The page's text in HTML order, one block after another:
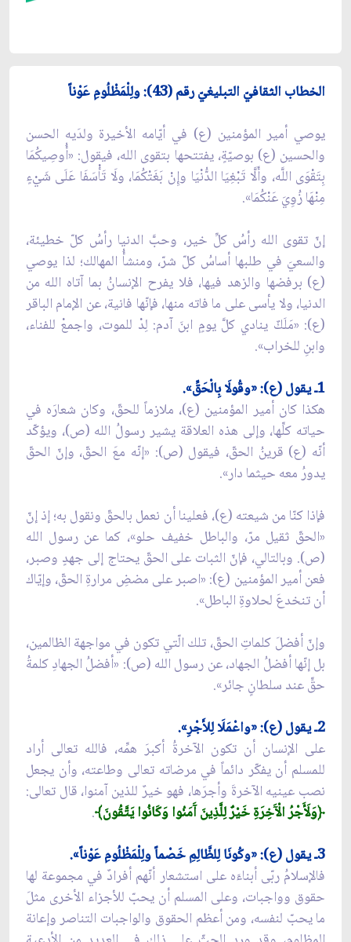
الخطاب الثقافيّ التبليغيّرقم(43): ولِلْمَظْلُومِ عَوْناً
يوصي أمير المؤمنين (ع) في أيّامه الأخيرة ولدَيه الحسن
والحسين (ع) بوصيّةٍ، يفتتحها بتقوى الله، فيقول: «أُوصِيكُمَا
بِتَقْوَى اللَّه، وأَلَّا تَبْغِيَا الدُّنْيَا وإِنْ بَغَتْكُمَا، ولَا تَأْسَفَا عَلَى شَيْءٍ
مِنْهَا زُوِيَ عَنْكُمَا».
إنّ تقوى الله رأسُ كلِّ خير، وحبَّ الدنيا رأسُ كلّ خطيئة،
والسعيَ في طلبها أساسُ كلّ شرّ، ومنشأُ المهالك؛ لذا يوصي
(ع) برفضها والزهد فيها، فلا يفرح الإنسانُ بما آتاه الله من
الدنيا، ولا يأسى على ما فاته منها، فإنّها فانية، عن الإمام الباقر
(ع): «مَلَكٌ ينادي كلَّ يومٍ ابنَ آدم: لِدْ للموت، واجمعْ للفناء،
وابنِ للخراب».
1ـ يقول (ع): «وقُولَا بِالْحَقِّ».
هكذا كان أمير المؤمنين (ع)، ملازماً للحقّ، وكان شعارَه في
حياته كلِّها، وإلى هذه العلاقة يشير رسولُ الله (ص)، ويؤكّد
أنّه (ع) قرينُ الحقّ، فيقول (ص): «إنّه معَ الحقّ، وإنّ الحقّ
يدورُ معه حيثما دار».
فإذا كنّا من شيعته (ع)، فعلينا أن نعمل بالحقّ ونقول به؛ إذ إنّ
«الحقّ ثقيل مرّ، والباطل خفيف حلو»، كما عن رسول الله
(ص). وبالتالي، فإنّ الثبات على الحقّ يحتاج إلى جهدٍ وصبر،
فعن أمير المؤمنين (ع): «اصبر على مضضِ مرارةِ الحقّ، وإيّاك
أن تنخدعَ لحلاوةِ الباطل».
وإنّ أفضلَ كلماتِ الحقّ، تلك الّتي تكون في مواجهة الظالمين،
بل إنّها أفضلُ الجهاد، عن رسول الله (ص): «أفضلُ الجهادِ كلمةُ
حقٍّ عند سلطانٍ جائر».
2ـ يقول (ع): «واعْمَلَا لِلأَجْرِ».
على الإنسان أن تكون الآخرةُ أكبرَ همِّه، فالله تعالى أراد
للمسلم أن يفكّر دائماً في مرضاته تعالى وطاعته، وأن يجعل
نصب عينيه الآخرةَ وأجرَها، فهو خيرٌ للذين آمنوا، قال تعالى:
﴿وَلَأَجْرُ الْآَخِرَةِ خَيْرٌ لِلَّذِينَ آَمَنُوا وَكَانُوا يَتَّقُونَ﴾.
3ـ يقول (ع): «وكُونَا لِلظَّالِمِ خَصْماً ولِلْمَظْلُومِ عَوْناً».
فالإسلامُ ربّى أبناءَه على استشعار أنّهم أفرادٌ في مجموعة لها
حقوق وواجبات، وعلى المسلم أن يحبّ للأجزاء الأخرى مثلَ
ما يحبّ لنفسه، ومن أعظم الحقوق والواجبات التناصر وإعانة